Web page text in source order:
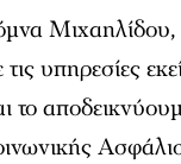
υπηρεσίες
το